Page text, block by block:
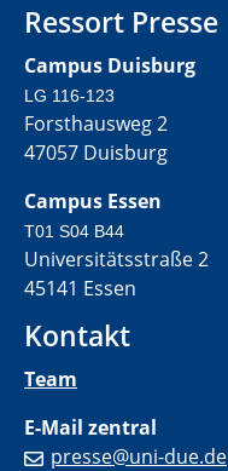
Ressort Presse
Campus Duisburg
LG 116-123
Forsthausweg 2
47057 Duisburg
Campus Essen
T01 S04 B44
Universitätsstraße 2
45141 Essen
Kontakt
Team
E-Mail zentral
presse@uni-due.de